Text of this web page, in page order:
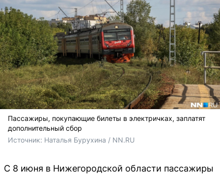
Пассажиры, покупающие билеты в электричках, заплатят
дополнительный сбор
Источник: Наталья Бурухина / NN.RU
С 8 июня в Нижегородской области пассажиры